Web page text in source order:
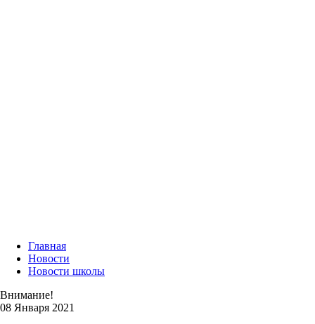
Главная
Новости
Новости школы
Внимание!
08 Января 2021